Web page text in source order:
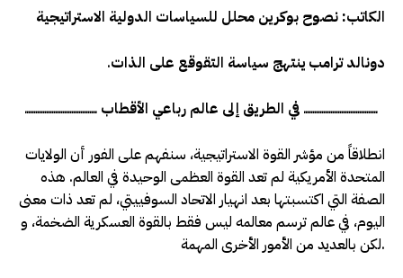
الكاتب: نصوح بوكرين محلل للسياسات الدولية الاستراتيجية
دونالد ترامب ينتهج سياسة التقوقع على الذات.
ـــــــــــــــــــــــــــــــــــــــــ في الطريق إلى عالم رباعي الأقطاب ــــــــــــــــــــــــــــــــــــــــ
انطلاقاً من مؤشر القوة الاستراتيجية، سنفهم على الفور أن الولايات
المتحدة الأمريكية لم تعد القوة العظمى الوحيدة في العالم. هذه
الصفة التي اكتسبتها بعد انهيار الاتحاد السوفييتي، لم تعد ذات معنى
اليوم، في عالم ترسم معالمه ليس فقط بالقوة العسكرية الضخمة، و
لكن بالعديد من الأمور الأخرى المهمة.